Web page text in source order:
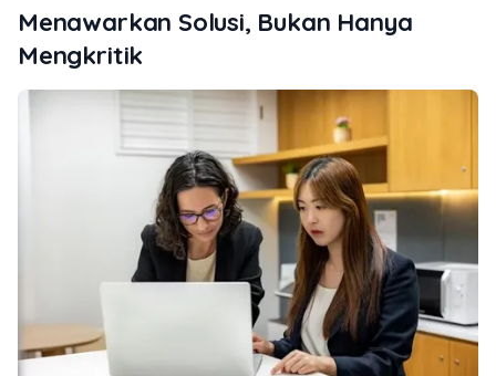
Menawarkan Solusi, Bukan Hanya
Mengkritik